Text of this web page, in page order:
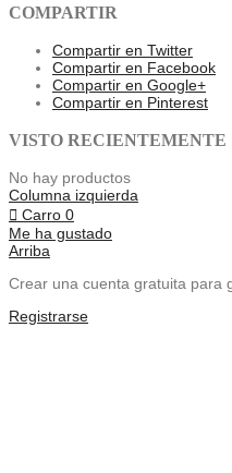
COMPARTIR
Compartir en Twitter
Compartir en Facebook
Compartir en Google+
Compartir en Pinterest
VISTO RECIENTEMENTE
No hay productos
Columna izquierda
Carro 0
Me ha gustado
Arriba
Crear una cuenta gratuita para
Registrarse